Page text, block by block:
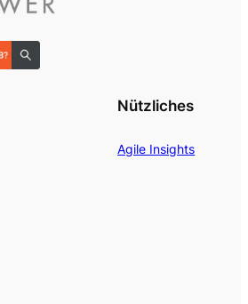
Nützliches
Agile Insights